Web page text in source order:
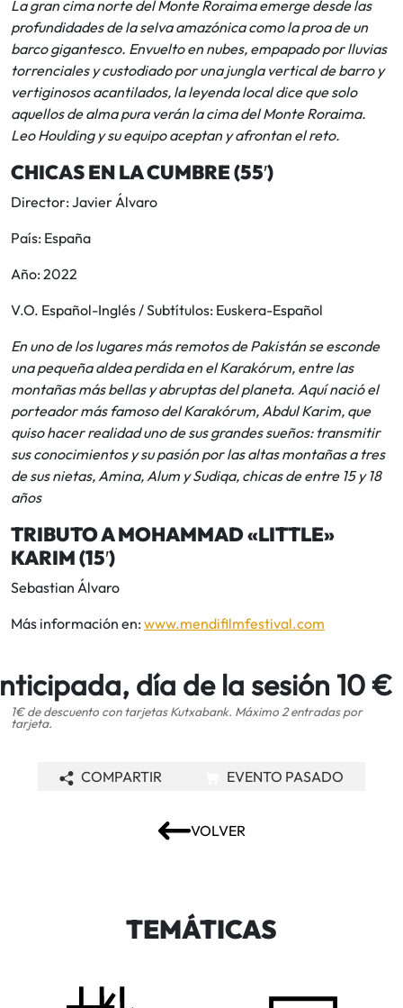
La gran cima norte del Monte Roraima emerge desde las
profundidades de la selva amazónica como la proa de un
barco gigantesco. Envuelto en nubes, empapado por lluvias
torrenciales y custodiado por una jungla vertical de barro y
vertiginosos acantilados, la leyenda local dice que solo
aquellos de alma pura verán la cima del Monte Roraima.
Leo Houlding y su equipo aceptan y afrontan el reto.
CHICAS EN LA CUMBRE (55′)
Director: Javier Álvaro
País: España
Año: 2022
V.O. Español-Inglés / Subtítulos: Euskera-Español
En uno de los lugares más remotos de Pakistán se esconde
una pequeña aldea perdida en el Karakórum, entre las
montañas más bellas y abruptas del planeta. Aquí nació el
porteador más famoso del Karakórum, Abdul Karim, que
quiso hacer realidad uno de sus grandes sueños: transmitir
sus conocimientos y su pasión por las altas montañas a tres
de sus nietas, Amina, Alum y Sudiqa, chicas de entre 15 y 18
años
TRIBUTO A MOHAMMAD «LITTLE»
KARIM (15′)
Sebastian Álvaro
Más información en: www.mendifilmfestival.com
día de la sesión 10 €
1€ de descuento con tarjetas Kutxabank. Máximo 2 entradas por
tarjeta.
VOLVER
COMPARTIR EVENTO PASADO
TEMÁTICAS